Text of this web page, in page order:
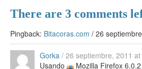
There are 3 comments
Pingback: Bitacoras.com / 26
Gorka / 26 septiembre, 2011
Usando
Mozilla Firefox